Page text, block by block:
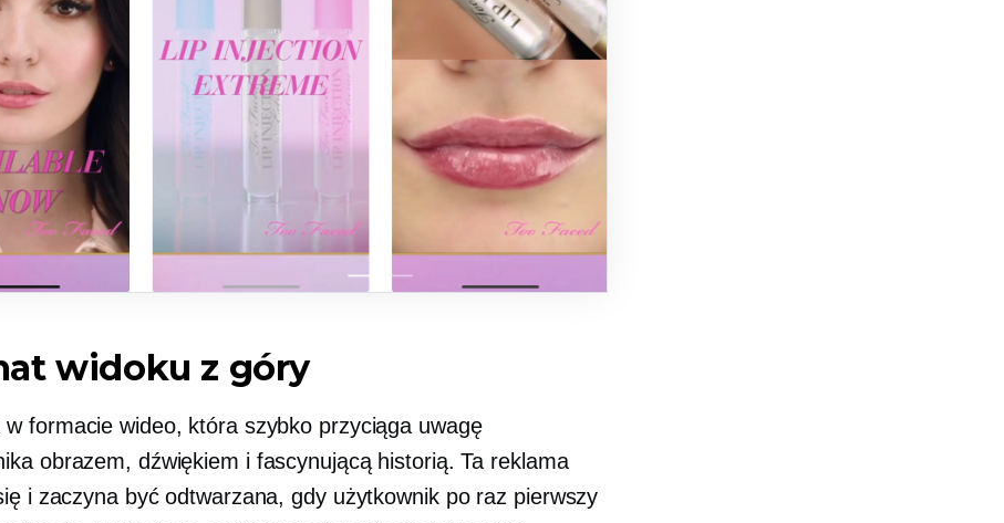
widoku z góry
w formacie wideo, która szybko przyciąga uwagę
obrazem, dźwiękiem i fascynującą historią. Ta reklama
i zaczyna być odtwarzana, gdy użytkownik po raz pierwszy